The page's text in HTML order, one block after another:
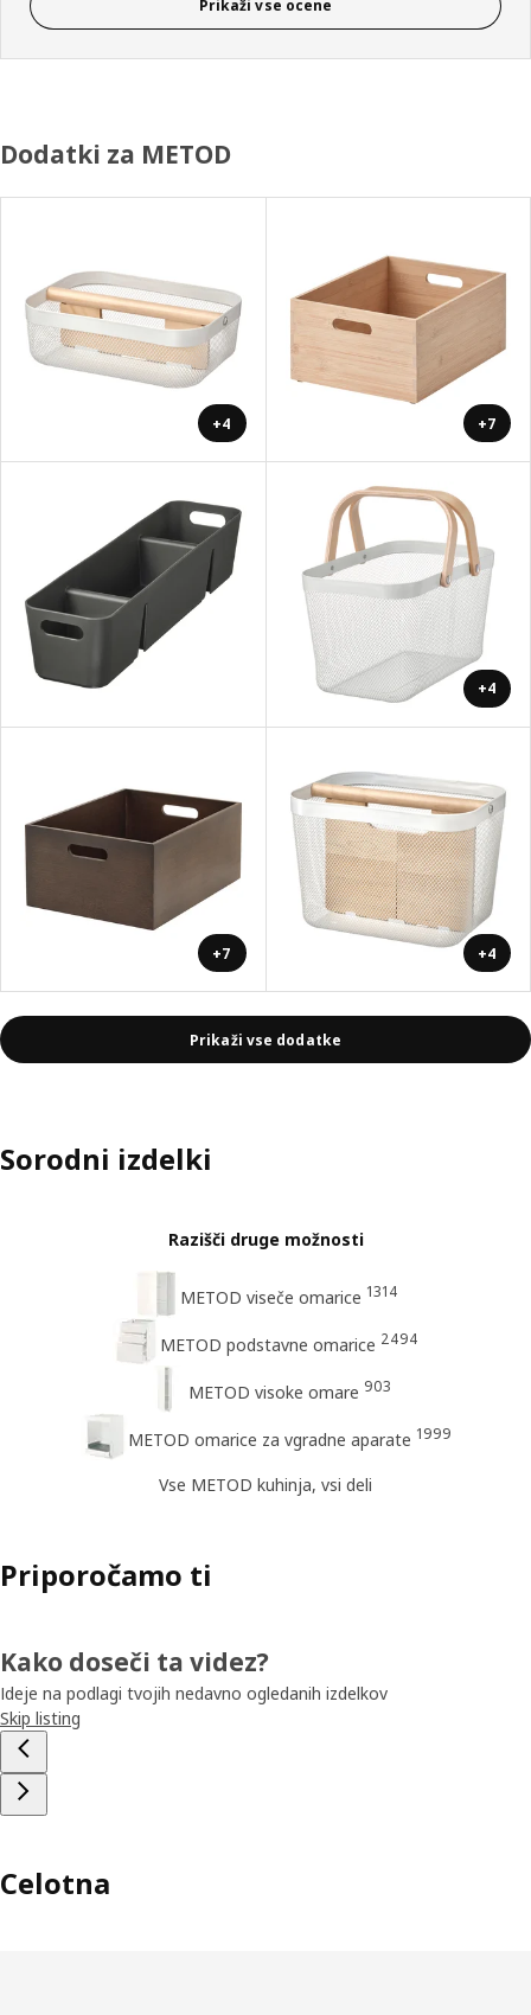
Prikaži vse ocene
Dodatki za METOD
+4 +7
+4
+7 +4
Prikaži vse dodatke
Sorodni izdelki
Razišči druge možnosti
METOD viseče omarice 1314
METOD podstavne omarice 2494
METOD visoke omare 903
METOD omarice za vgradne aparate 1999
Vse METOD kuhinja, vsi deli
Priporočamo ti
Kako doseči ta videz?
Ideje na podlagi tvojih nedavno ogledanih izdelkov
Skip listing
Celotna